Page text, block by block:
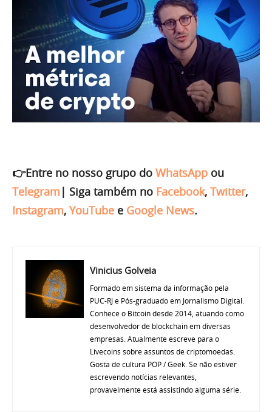
👉Entre no nosso grupo do WhatsApp ou
Telegram | Siga também no Facebook, Twitter,
Instagram, YouTube e Google News.
Vinicius Golveia
Formado em sistema da informação pela
PUC-RJ e Pós-graduado em Jornalismo Digital.
Conhece o Bitcoin desde 2014, atuando como
desenvolvedor de blockchain em diversas
empresas. Atualmente escreve para o
Livecoins sobre assuntos de criptomoedas.
Gosta de cultura POP / Geek. Se não estiver
escrevendo notícias relevantes,
provavelmente está assistindo alguma série.